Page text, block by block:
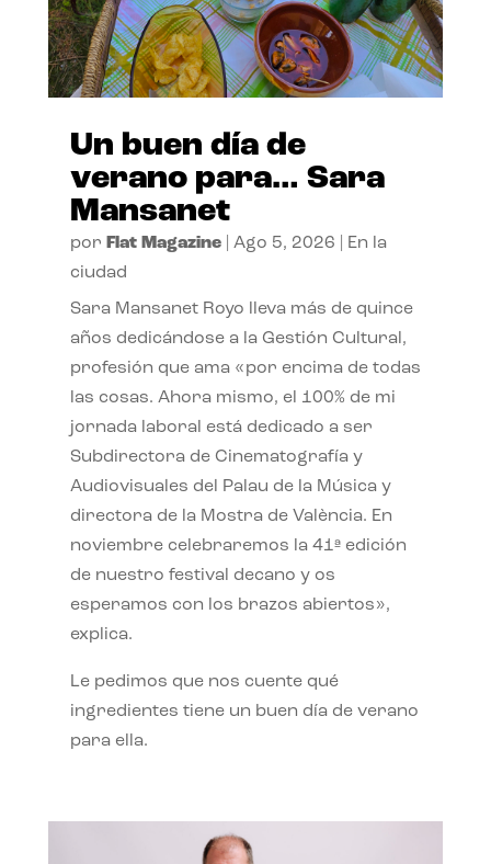
Un buen día de
verano para… Sara
Mansanet
por Flat Magazine| Ago 5, 2026
En la
ciudad
Sara Mansanet Royo lleva más de quince
años dedicándose a la Gestión Cultural,
profesión que ama «por encima de todas
las cosas. Ahora mismo, el 100% de mi
jornada laboral está dedicado a ser
Subdirectora de Cinematografía y
Audiovisuales del Palau de la Música y
directora de la Mostra de València. En
noviembre celebraremos la 41ª edición
de nuestro festival decano y os
esperamos con los brazos abiertos»,
explica.
Le pedimos que nos cuente qué
ingredientes tiene un buen día de verano
para ella.